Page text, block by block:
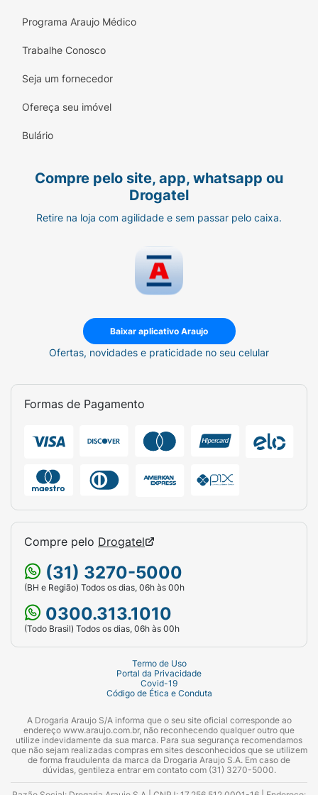
Programa Araujo Médico
Trabalhe Conosco
Seja um fornecedor
Ofereça seu imóvel
Bulário
Compre pelo site, app, whatsapp ou
Drogatel
Retire na loja com agilidade e sem passar pelo caixa.
Baixar aplicativo Araujo
Ofertas, novidades e praticidade no seu celular
Formas de Pagamento
Compre pelo Drogatel
(31) 3270-5000
(BH e Região) Todos os dias, 06h às 00h
0300.313.1010
(Todo Brasil) Todos os dias, 06h às 00h
Termo de Uso
Portal da Privacidade
Covid-19
Código de Ética e Conduta
A Drogaria Araujo S/A informa que o seu site oficial corresponde ao
endereço www.araujo.com.br, não reconhecendo qualquer outro que
utilize indevidamente da sua marca. Para sua segurança recomendamos
que não sejam realizadas compras em sites desconhecidos que se utilizem
de forma fraudulenta da marca da Drogaria Araujo S.A. Em caso de
dúvidas, gentileza entrar em contato com (31) 3270-5000.